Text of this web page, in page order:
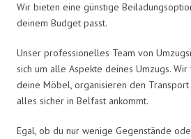
Wir bieten eine günstige
deinem Budget passt.
Unser professionelles Team von
sich um alle Aspekte deines Umzugs.
deine Möbel, organisieren den Transport
alles sicher in Belfast ankommt.
Egal, ob du nur wenige Gegenstände